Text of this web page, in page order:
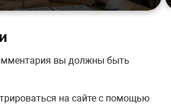
вы должны быть
на сайте с помощью